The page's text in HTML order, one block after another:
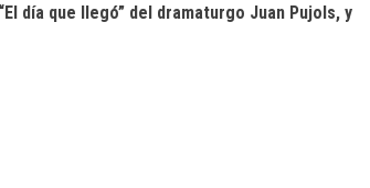
día que llegó” del dramaturgo Juan Pujols, y